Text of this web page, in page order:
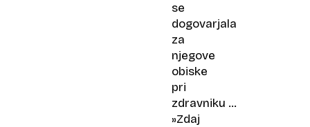
se
dogovarjala
za
njegove
obiske
pri
zdravniku …
»Zdaj